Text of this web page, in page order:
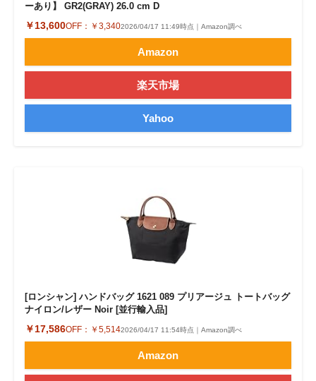
ーあり】 GR2(GRAY) 26.0 cm D
￥13,600OFF： ￥3,3402026/04/17 11:49時点｜Amazon調べ
Amazon
楽天市場
Yahoo
[ロンシャン] ハンドバッグ 1621 089 プリアージュ トートバッグ
ナイロン/レザー Noir [並行輸入品]
￥17,586OFF： ￥5,5142026/04/17 11:54時点｜Amazon調べ
Amazon